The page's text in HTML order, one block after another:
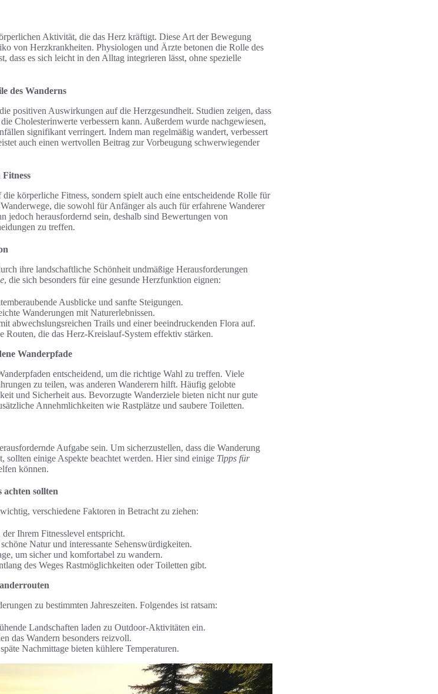
Aktivität, die das Herz kräftigt. Diese Art der Bewegung
von Herzkrankheiten. Physiologen und Ärzte betonen die Rolle des
dass es sich leicht in den Alltag integrieren lässt, ohne spezielle
des Wanderns
positiven Auswirkungen auf die Herzgesundheit. Studien zeigen, dass
Cholesterinwerte verbessern kann. Außerdem wurde nachgewiesen,
signifikant verringert. Indem man regelmäßig wandert, verbessert
auch einen wertvollen Beitrag zur Vorbeugung schwerwiegender
körperliche Fitness, sondern spielt auch eine entscheidende Rolle für
die sowohl für Anfänger als auch für erfahrene Wanderer
jedoch herausfordernd sein, deshalb sind Bewertungen von
zu treffen.
ihre landschaftliche Schönheit undmäßige Herausforderungen
, die sich besonders für eine gesunde Herzfunktion eignen:
Ausblicke und sanfte Steigungen.
Wanderungen mit Naturerlebnissen.
abwechslungsreichen Trails und einer beeindruckenden Flora auf.
Routen, die das Herz-Kreislauf-System effektiv stärken.
Wanderpfade
entscheidend, um die richtige Wahl zu treffen. Viele
zu teilen, was anderen Wanderern hilft. Häufig gelobte
und Sicherheit aus. Bevorzugte Wanderziele bieten nicht nur gute
Annehmlichkeiten wie Rastplätze und saubere Toiletten.
Aufgabe sein. Um sicherzustellen, dass die Wanderung
sollten einige Aspekte beachtet werden. Hier sind einige Tipps für
können.
achten sollten
verschiedene Faktoren in Betracht zu ziehen:
Ihrem Fitnesslevel entspricht.
Natur und interessante Sehenswürdigkeiten.
um sicher und komfortabel zu wandern.
des Weges Rastmöglichkeiten oder Toiletten gibt.
zu bestimmten Jahreszeiten. Folgendes ist ratsam:
Landschaften laden zu Outdoor-Aktivitäten ein.
das Wandern besonders reizvoll.
Nachmittage bieten kühlere Temperaturen.